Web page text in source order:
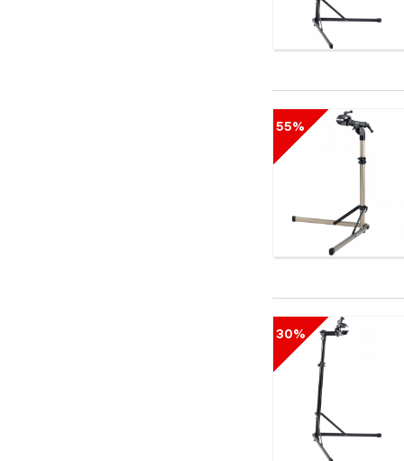
55%
30%